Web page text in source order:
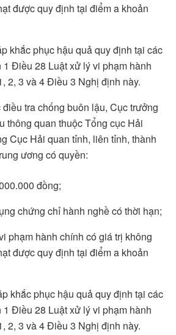
được quy định tại điểm a khoản
khắc phục hậu quả quy định tại các
1 Điều 28 Luật xử lý vi phạm hành
2, 3 và 4 Điều 3 Nghị định này.
tra chống buôn lậu, Cục trưởng
thông quan thuộc Tổng cục Hải
Cục Hải quan tỉnh, liên tỉnh, thành
ương có quyền:
đồng;
chứng chỉ hành nghề có thời hạn;
phạm hành chính có giá trị không
được quy định tại điểm a khoản
khắc phục hậu quả quy định tại các
1 Điều 28 Luật xử lý vi phạm hành
2, 3 và 4 Điều 3 Nghị định này.